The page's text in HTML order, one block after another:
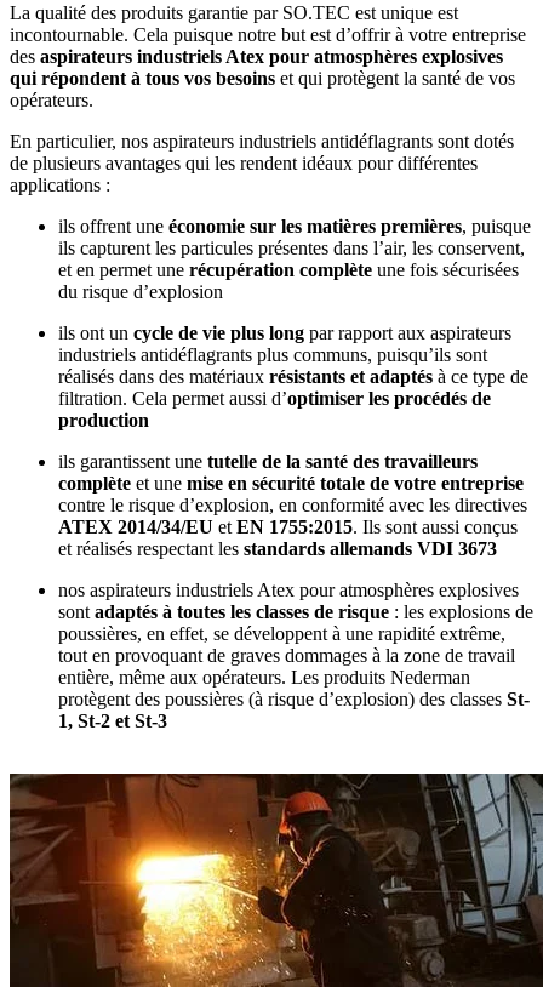
La qualité des produits garantie par SO.TEC est unique est
incontournable. Cela puisque notre but est d’offrir à votre entreprise
des aspirateurs industriels Atex pour atmosphères explosives
qui répondent à tous vos besoins et qui protègent la santé de vos
opérateurs.
En particulier, nos aspirateurs industriels antidéflagrants sont dotés
de plusieurs avantages qui les rendent idéaux pour différentes
applications :
ils offrent une économie sur les matières premières, puisque
ils capturent les particules présentes dans l’air, les conservent,
et en permet une récupération complète une fois sécurisées
du risque d’explosion
ils ont un cycle de vie plus long par rapport aux aspirateurs
industriels antidéflagrants plus communs, puisqu’ils sont
réalisés dans des matériaux résistants et adaptés à ce type de
filtration. Cela permet aussi d’optimiser les procédés de
production
ils garantissent une tutelle de la santé des travailleurs
complète et une mise en sécurité totale de votre entreprise
contre le risque d’explosion, en conformité avec les directives
ATEX 2014/34/EU et EN 1755:2015. Ils sont aussi conçus
et réalisés respectant les standards allemands VDI 3673
nos aspirateurs industriels Atex pour atmosphères explosives
sont adaptés à toutes les classes de risque : les explosions de
poussières, en effet, se développent à une rapidité extrême,
tout en provoquant de graves dommages à la zone de travail
entière, même aux opérateurs. Les produits Nederman
protègent des poussières (à risque d’explosion) des classes St-
1, St-2 et St-3